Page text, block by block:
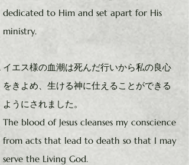
dedicated to Him and set apart for His
ministry.
イエス様の血潮は死んだ行いから私の良心
をきよめ、生ける神に仕えることができる
ようにされました。
The blood of Jesus cleanses my conscience
from acts that lead to death so that I may
serve the Living God.